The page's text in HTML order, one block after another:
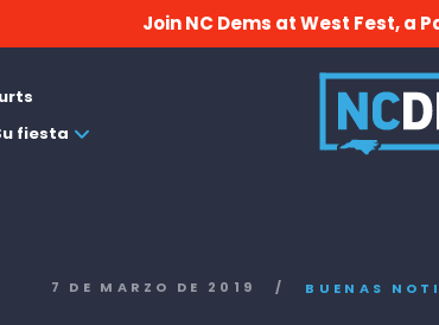
Join NC Dems at West Fest, a
fiesta
7 DE MARZO DE 2019 / BUENAS